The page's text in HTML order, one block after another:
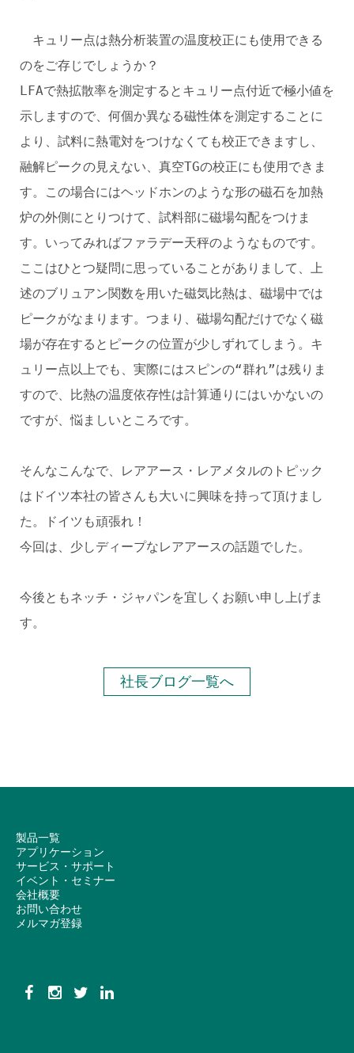
キュリー点は熱分析装置の温度校正にも使用できる
のをご存じでしょうか？
LFAで熱拡散率を測定するとキュリー点付近で極小値を
示しますので、何個か異なる磁性体を測定することに
より、試料に熱電対をつけなくても校正できますし、
融解ピークの見えない、真空TGの校正にも使用できま
す。この場合にはヘッドホンのような形の磁石を加熱
炉の外側にとりつけて、試料部に磁場勾配をつけま
す。いってみればファラデー天秤のようなものです。
ここはひとつ疑問に思っていることがありまして、上
述のブリュアン関数を用いた磁気比熱は、磁場中では
ピークがなまります。つまり、磁場勾配だけでなく磁
場が存在するとピークの位置が少しずれてしまう。キ
ュリー点以上でも、実際にはスピンの“群れ”は残りま
すので、比熱の温度依存性は計算通りにはいかないの
ですが、悩ましいところです。
そんなこんなで、レアアース・レアメタルのトピック
はドイツ本社の皆さんも大いに興味を持って頂けまし
た。ドイツも頑張れ！
今回は、少しディープなレアアースの話題でした。
今後ともネッチ・ジャパンを宜しくお願い申し上げま
す。
社長ブログ一覧へ
製品一覧
アプリケーション
サービス・サポート
イベント・セミナー
会社概要
お問い合わせ
メルマガ登録